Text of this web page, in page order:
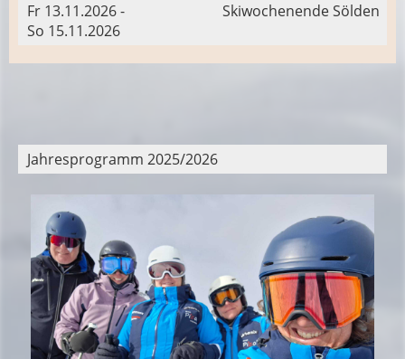
Fr 13.11.2026 -
So 15.11.2026
Skiwochenende Sölden
Jahresprogramm 2025/2026